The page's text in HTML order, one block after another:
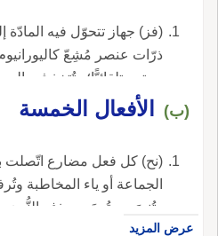
(فز) جهاز تتحوّل فيه
ذرّات عنصر مُشِعّ
يستمر تلقائيًّا؛ وتُتخذ فيه
والسيطرة عليه.
(ب) الأفعال الخمسة
(نح) كل فعل مضارع اتّصلت به
الجماعة أو ياء المخاطبة
وتُنصَب وتُجزَم بحذف النُّون.
عرض المزيد